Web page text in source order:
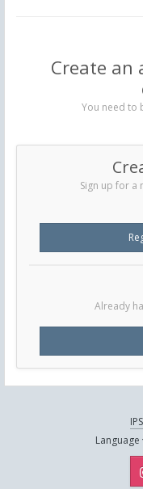
Create an
You need to
Sign up for a
Already
Language